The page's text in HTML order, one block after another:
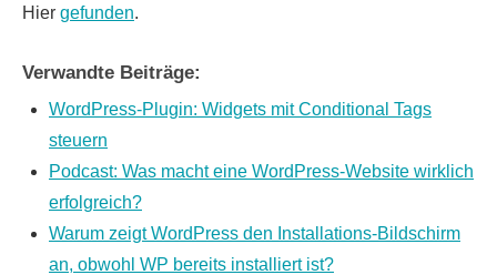
Hier gefunden.
Verwandte Beiträge:
WordPress-Plugin: Widgets mit Conditional Tags
steuern
Podcast: Was macht eine WordPress-Website wirklich
erfolgreich?
Warum zeigt WordPress den Installations-Bildschirm
an, obwohl WP bereits installiert ist?